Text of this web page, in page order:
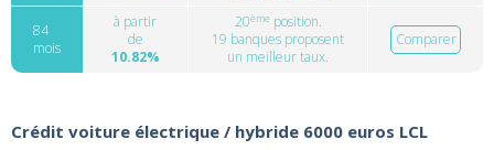
84
mois
à partir
de
10.82%
20èmeposition.
19 banques proposent
un meilleur taux.
Comparer
Crédit voiture électrique / hybride 6000 euros LCL